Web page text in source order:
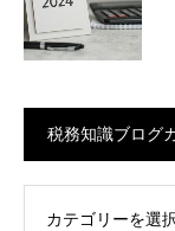
税務知識ブログ